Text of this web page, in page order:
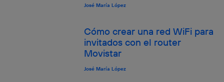
José María López
Cómo crear una red WiFi para
invitados con el router
Movistar
José María López